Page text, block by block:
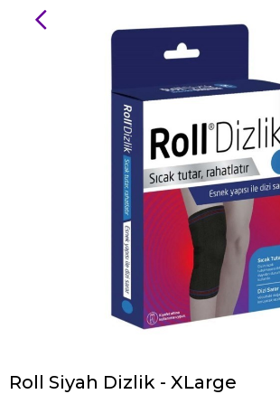
Roll Siyah Dizlik - XLarge